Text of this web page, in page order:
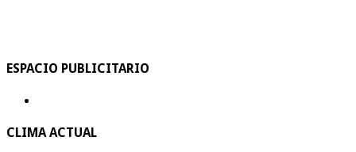
ESPACIO PUBLICITARIO
CLIMA ACTUAL